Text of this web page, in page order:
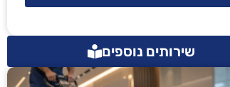
שירותים נוספים